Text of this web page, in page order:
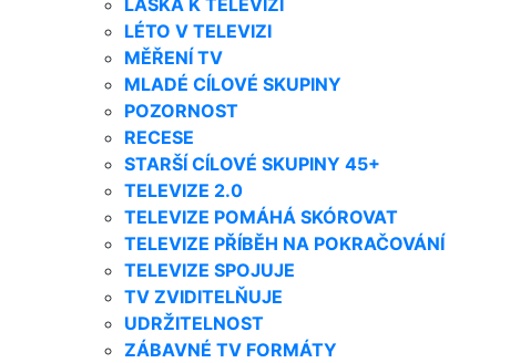
LÉTO V TELEVIZI
MĚŘENÍ TV
MLADÉ CÍLOVÉ SKUPINY
POZORNOST
RECESE
STARŠÍ CÍLOVÉ SKUPINY 45+
TELEVIZE 2.0
TELEVIZE POMÁHÁ SKÓROVAT
TELEVIZE PŘÍBĚH NA POKRAČOVÁNÍ
TELEVIZE SPOJUJE
TV ZVIDITELŇUJE
UDRŽITELNOST
ZÁBAVNÉ TV FORMÁTY